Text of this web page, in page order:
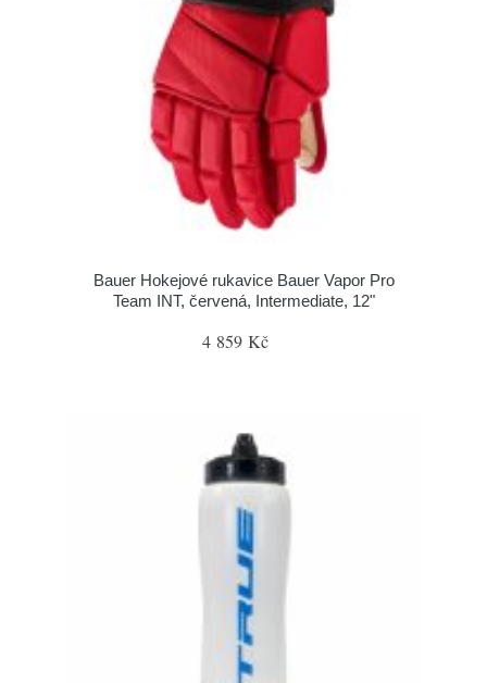
Bauer Hokejové rukavice Bauer Vapor Pro
Team INT, červená, Intermediate, 12"
4 859 Kč